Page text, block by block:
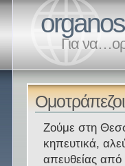
Για
Ομοτράπεζοι
Ζούμε στη
κηπευτικά,
απευθείας από